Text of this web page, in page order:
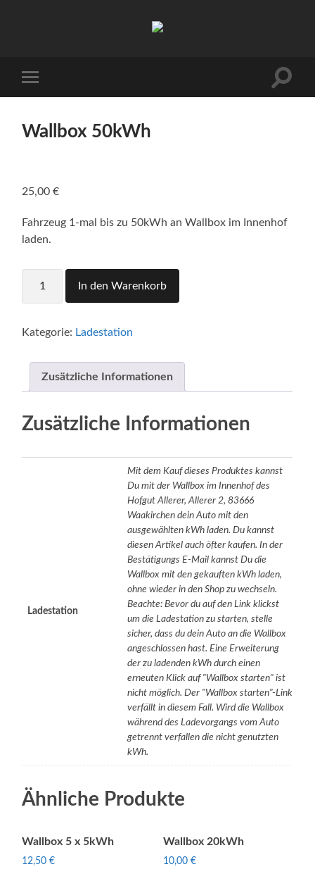
Menü
Wallbox 50kWh
25,00€
Fahrzeug 1-mal bis zu 50kWh an Wallbox im Innenhof
laden.
50kWh
Menge
In den Warenkorb
Kategorie: Ladestation
Zusätzliche Informationen
Zusätzliche Informationen
Ladestation
Mit dem Kauf dieses Produktes kannst
Du mit der Wallbox im Innenhof des
Hofgut Allerer, Allerer 2, 83666
Waakirchen dein Auto mit den
ausgewählten kWh laden. Du kannst
diesen Artikel auch öfter kaufen. In der
Bestätigungs E-Mail kannst Du die
Wallbox mit den gekauften kWh laden,
ohne wieder in den Shop zu wechseln.
Beachte: Bevor du auf den Link klickst
um die Ladestation zu starten, stelle
sicher, dass du dein Auto an die Wallbox
angeschlossen hast. Eine Erweiterung
der zu ladenden kWh durch einen
erneuten Klick auf "Wallbox starten" ist
nicht möglich. Der "Wallbox starten"-Link
verfällt in diesem Fall. Wird die Wallbox
während des Ladevorgangs vom Auto
getrennt verfallen die nicht genutzten
kWh.
Ähnliche Produkte
Wallbox 5 x 5kWh
12,50€
Wallbox 20kWh
10,00 €